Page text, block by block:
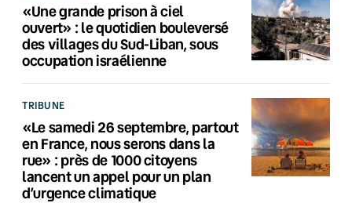
«Une grande prison à ciel
ouvert» : le quotidien bouleversé
des villages du Sud-Liban, sous
occupation israélienne
TRIBUNE
«Le samedi 26 septembre, partout
en France, nous serons dans la
rue» : près de 1000 citoyens
lancent un appel pour un plan
d’urgence climatique